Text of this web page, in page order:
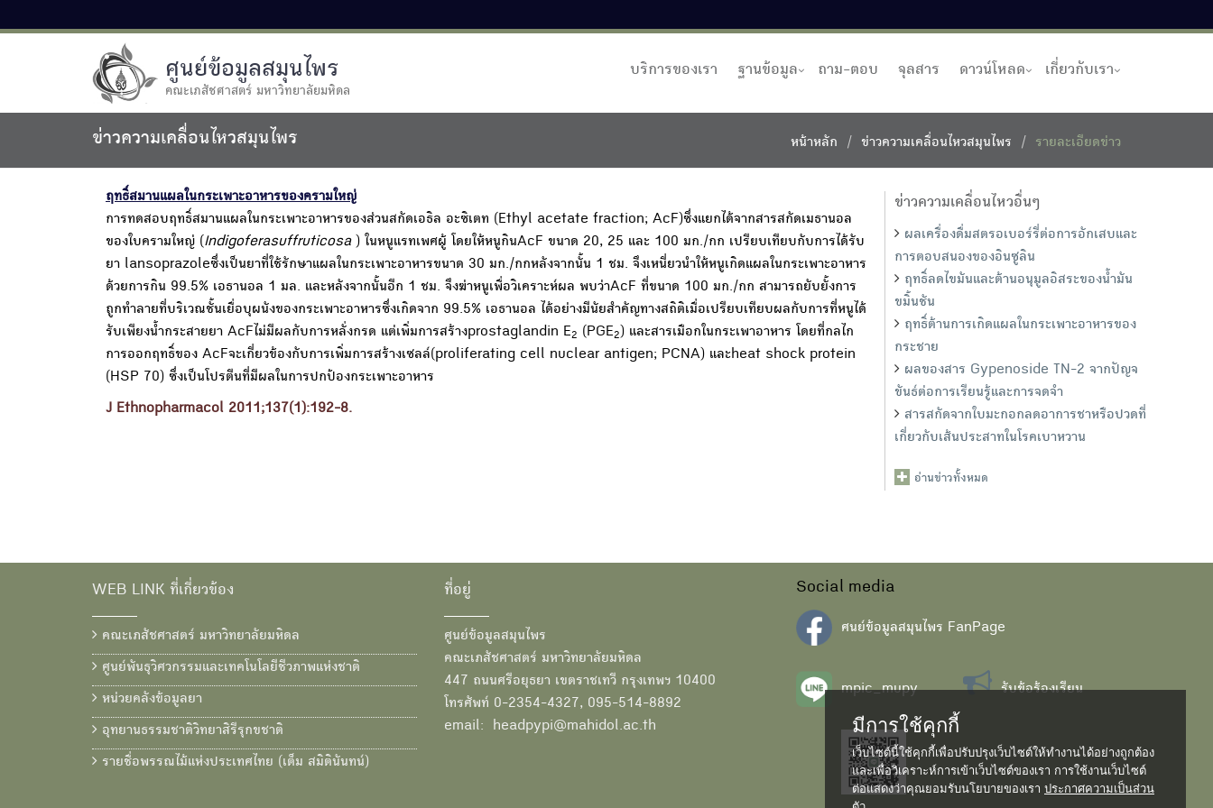
ศูนย์ข้อมูลสมุนไพร
คณะเภสัชศาสตร์ มหาวิทยาลัยมหิดล
บริการของเรา ฐานข้อมูล ถาม-ตอบ จุลสาร ดาวน์โหลด เกี่ยวกับเรา
ข่าวความเคลื่อนไหวสมุนไพร หน้าหลัก ข่าวความเคลื่อนไหวสมุนไพร รายละเอียดข่าว
ฤทธิ์สมานแผลในกระเพาะอาหารของครามใหญ่
การทดสอบฤทธิ์สมานแผลในกระเพาะอาหารของส่วนสกัดเอธิล อะซิเตท (Ethyl acetate fraction; AcF)ซึ่งแยกได้จากสารสกัดเมธานอล
ของใบครามใหญ่ (Indigoferasuffruticosa) ในหนูแรทเพศผู้ โดยให้หนูกินAcF ขนาด 20, 25 และ 100 มก./กก เปรียบเทียบกับการได้รับ
ยา lansoprazoleซึ่งเป็นยาที่ใช้รักษาแผลในกระเพาะอาหารขนาด 30 มก./กกหลังจากนั้น 1 ชม. จึงเหนี่ยวนำให้หนูเกิดแผลในกระเพาะอาหาร
ด้วยการกิน 99.5% เอธานอล 1 มล. และหลังจากนั้นอีก 1 ชม. จึงฆ่าหนูเพื่อวิเคราะห์ผล พบว่าAcF ที่ขนาด 100 มก./กก สามารถยับยั้งการ
ถูกทำลายที่บริเวณชั้นเยื่อบุผนังของกระเพาะอาหารซึ่งเกิดจาก 99.5% เอธานอล ได้อย่างมีนัยสำคัญทางสถิติเมื่อเปรียบเทียบผลกับการที่หนูได้
รับเพียงน้ำกระสายยา AcFไม่มีผลกับการหลั่งกรด แต่เพิ่มการสร้างprostaglandin E2 (PGE2 ) และสารเมือกในกระเพาอาหาร โดยที่กลไก
การออกฤทธิ์ของ AcFจะเกี่ยวข้องกับการเพิ่มการสร้างเซลล์(proliferating cell nuclear antigen; PCNA) และheat shock protein
(HSP 70) ซึ่งเป็นโปรตีนที่มีผลในการปกป้องกระเพาะอาหาร
J Ethnopharmacol 2011;137(1):192-8.
ข่าวความเคลื่อนไหวอื่นๆ
ผลเครื่องดื่มสตรอเบอร์รี่ต่อการอักเสบและ
การตอบสนองของอินซูลิน
ฤทธิ์ลดไขมันและต้านอนุมูลอิสระของน้ำมัน
ขมิ้นชัน
ฤทธิ์ต้านการเกิดแผลในกระเพาะอาหารของ
กระชาย
ผลของสาร Gypenoside TN-2 จากปัญจ
ขันธ์ต่อการเรียนรู้และการจดจำ
สารสกัดจากใบมะกอกลดอาการชาหรือปวดที่
เกี่ยวกับเส้นประสาทในโรคเบาหวาน
อ่านข่าวทั้งหมด
WEB LINK ที่เกี่ยวข้อง
คณะเภสัชศาสตร์ มหาวิทยาลัยมหิดล
ศูนย์พันธุวิศวกรรมและเทคโนโลยีชีวภาพแห่งชาติ
หน่วยคลังข้อมูลยา
อุทยานธรรมชาติวิทยาสิรีรุกขชาติ
รายชื่อพรรณไม้แห่งประเทศไทย (เต็ม สมิตินันทน์)
ที่อยู่
ศูนย์ข้อมูลสมุนไพร
คณะเภสัชศาสตร์ มหาวิทยาลัยมหิดล
447 ถนนศรีอยุธยา เขตราชเทวี กรุงเทพฯ 10400
โทรศัพท์ 0-2354-4327, 095-514-8892
email: headpypi@mahidol.ac.th
Social media
ศนย์ข้อมูลสมุนไพร FanPage
mpic_mupy รับข้อร้องเรียน
มีการใช้คุกกี้
เว็บไซต์นี้ใช้คุกกี้เพื่อปรับปรุงเว็บไซต์ให้ทำงานได้อย่างถูกต้อง
และเพื่อวิเคราะห์การเข้าเว็บไซต์ของเรา การใช้งานเว็บไซต์
ต่อแสดงว่าคุณยอมรับนโยบายของเรา ประกาศความเป็นส่วน